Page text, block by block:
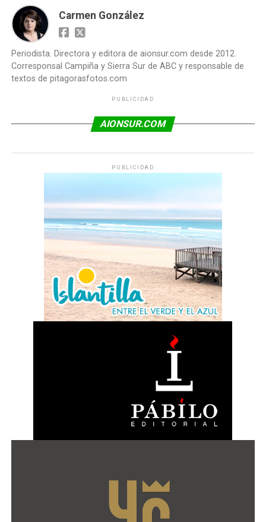
Carmen González
Periodista. Directora y editora de aionsur.com desde 2012.
Corresponsal Campiña y Sierra Sur de ABC y responsable de
textos de pitagorasfotos.com
PUBLICIDAD
AIONSUR.COM
PUBLICIDAD